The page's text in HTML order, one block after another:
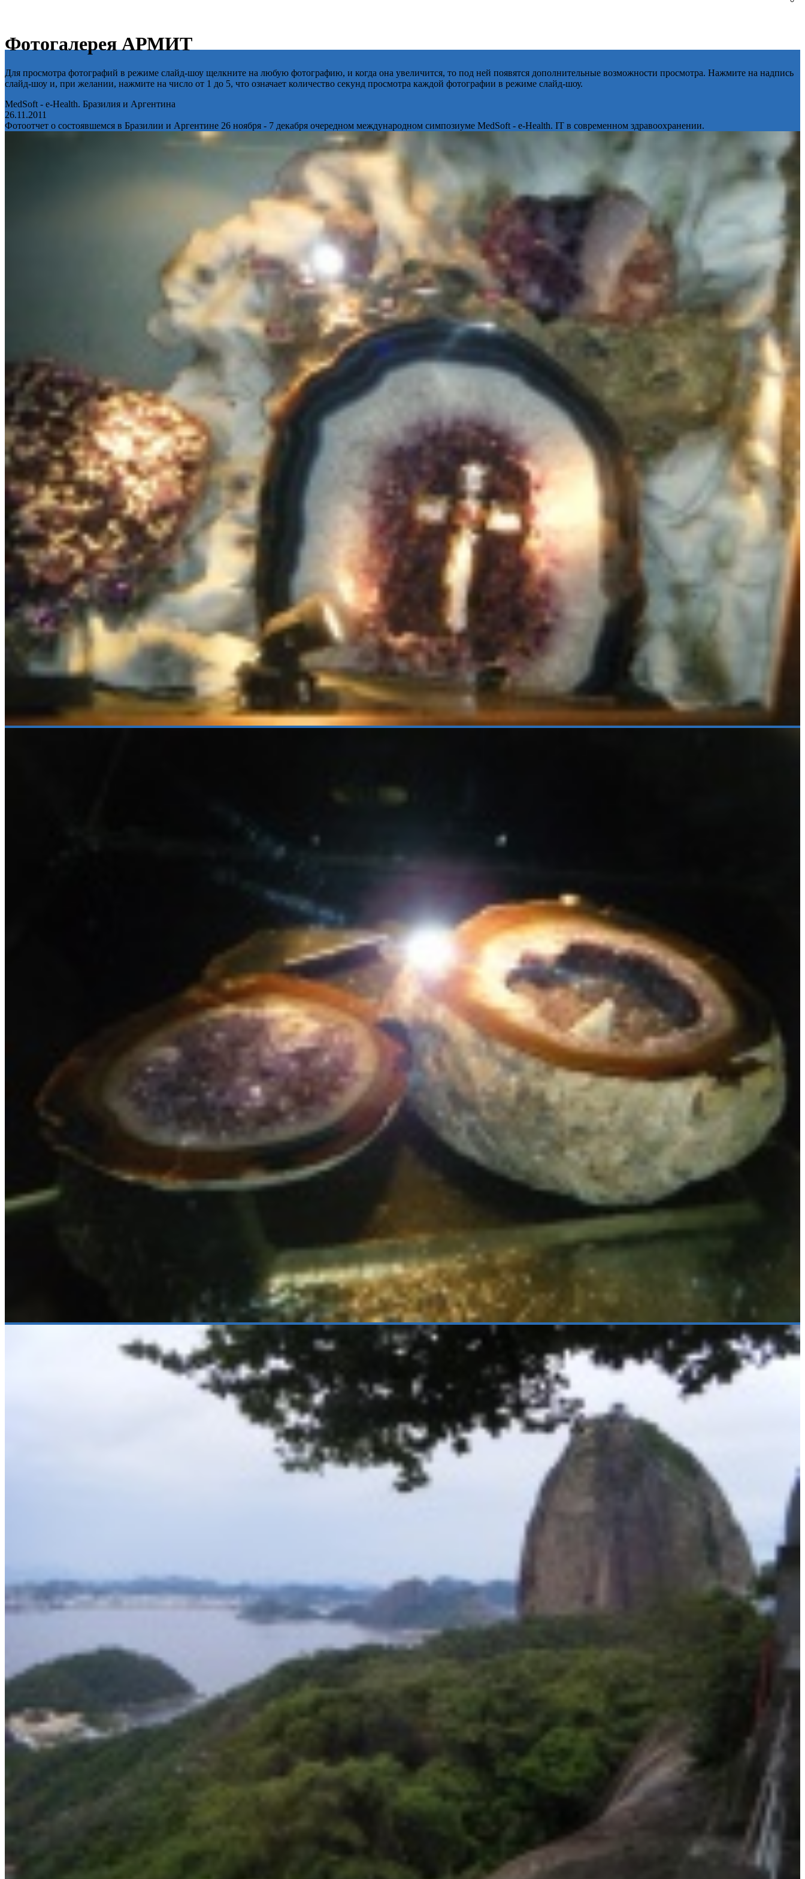
Фотогалерея АРМИТ
Для просмотра фотографий в режиме слайд-шоу щелкните на любую фотографию, и когда она увеличится, то под ней появятся дополнительные возможности просмотра. Нажмите на надпись
слайд-шоу и, при желании, нажмите на число от 1 до 5, что означает количество секунд просмотра каждой фотографии в режиме слайд-шоу.
MedSoft - e-Health. Бразилия и Аргентина
26.11.2011
Фотоотчет о состоявшемся в Бразилии и Аргентине 26 ноября - 7 декабря очередном международном симпозиуме MedSoft - e-Health. IT в современном здравоохранении.